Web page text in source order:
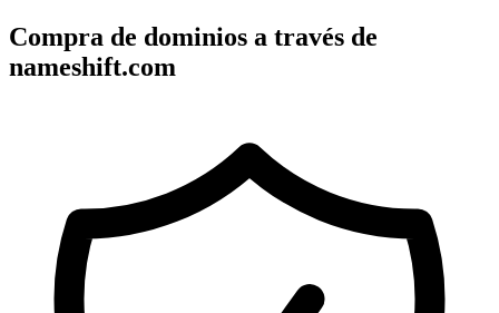
Compra de dominios a través de
nameshift.com